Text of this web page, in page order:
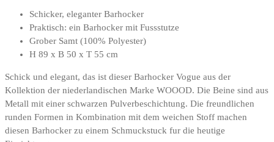
Schicker, eleganter Barhocker
Praktisch: ein Barhocker mit Fussstutze
Grober Samt (100% Polyester)
H 89 x B 50 x T 55 cm
Schick und elegant, das ist dieser Barhocker Vogue aus der
Kollektion der niederlandischen Marke WOOOD. Die Beine sind aus
Metall mit einer schwarzen Pulverbeschichtung. Die freundlichen
runden Formen in Kombination mit dem weichen Stoff machen
diesen Barhocker zu einem Schmuckstuck fur die heutige